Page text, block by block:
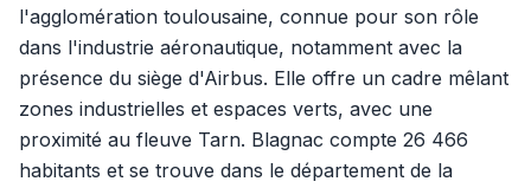
l'agglomération toulousaine, connue pour son rôle
dans l'industrie aéronautique, notamment avec la
présence du siège d'Airbus. Elle offre un cadre mêlant
zones industrielles et espaces verts, avec une
proximité au fleuve Tarn. Blagnac compte 26 466
habitants et se trouve dans le département de la